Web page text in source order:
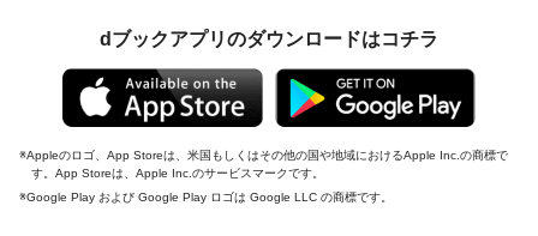
dブックアプリのダウンロードはコチラ
Appleのロゴ、App Storeは、米国もしくはその他の国や地域におけるApple Inc.の商標で
す。App Storeは、Apple Inc.のサービスマークです。
Google Play および Google Play ロゴは Google LLC の商標です。